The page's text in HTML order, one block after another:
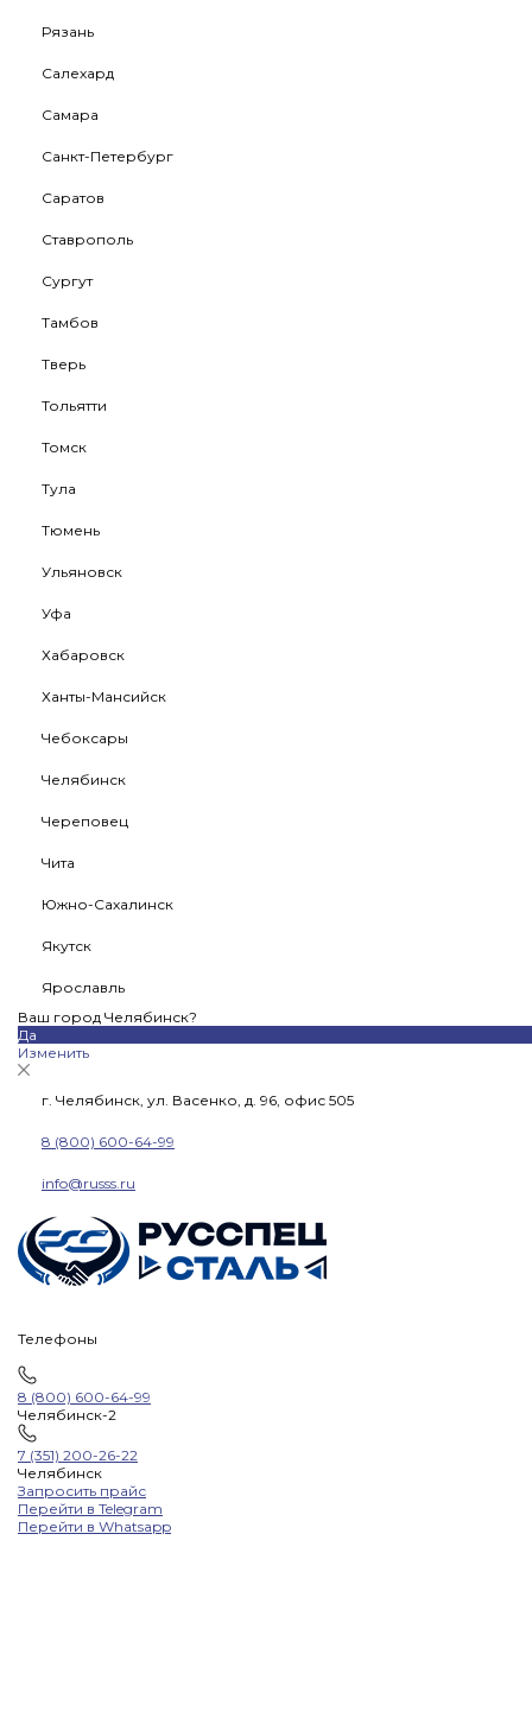
Рязань
Салехард
Самара
Санкт-Петербург
Саратов
Ставрополь
Сургут
Тамбов
Тверь
Тольятти
Томск
Тула
Тюмень
Ульяновск
Уфа
Хабаровск
Ханты-Мансийск
Чебоксары
Челябинск
Череповец
Чита
Южно-Сахалинск
Якутск
Ярославль
Ваш город Челябинск?
Да
Изменить
г. Челябинск, ул. Васенко, д. 96, офис 505
8 (800) 600-64-99
info@russs.ru
Телефоны
8 (800) 600-64-99
Челябинск-2
7 (351) 200-26-22
Челябинск
Запросить прайс
Перейти в Telegram
Перейти в Whatsapp